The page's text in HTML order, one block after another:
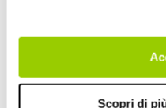
su "Scopri di più e
informativa con
Scopri di
lavoratori,
sistema– spiega
Legacoop Emilia
prossimi mesi,
decisori politici